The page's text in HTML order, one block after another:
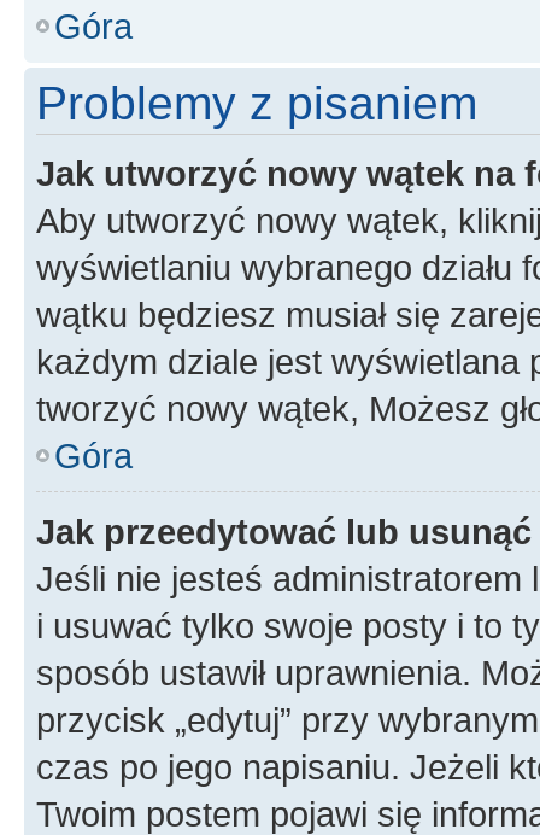
Góra
Problemy z pisaniem
Jak utworzyć nowy wątek na
Aby utworzyć nowy wątek,
wyświetlaniu wybranego działu
wątku będziesz musiał się
każdym dziale jest wyświetlana
tworzyć nowy wątek, Możesz
Góra
Jak przeedytować lub
Jeśli nie jesteś
i usuwać tylko swoje posty i to
sposób ustawił uprawnienia.
przycisk „edytuj” przy
czas po jego napisaniu. Jeżeli
Twoim postem pojawi się